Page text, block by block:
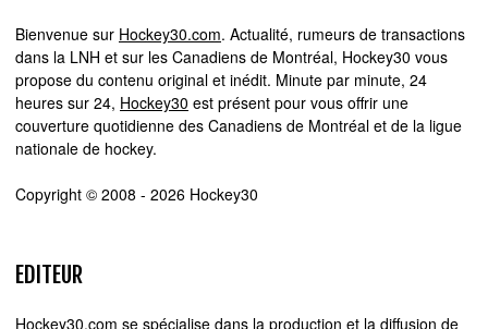
Bienvenue sur Hockey30.com. Actualité, rumeurs de transactions
dans la LNH et sur les Canadiens de Montréal, Hockey30 vous
propose du contenu original et inédit. Minute par minute, 24
heures sur 24, Hockey30 est présent pour vous offrir une
couverture quotidienne des Canadiens de Montréal et de la ligue
nationale de hockey.
Copyright © 2008 - 2026 Hockey30
EDITEUR
Hockey30.com se spécialise dans la production et la diffusion de